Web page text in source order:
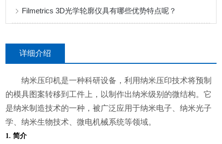
Filmetrics 3D光学轮廓仪具有哪些优势特点呢？
详细介绍
纳米压印机是一种科研设备，利用纳米压印技术将预制
的模具图案转移到工件上，以制作出纳米级别的微结构。它
是纳米制造技术的一种，被广泛应用于纳米电子、纳米光子
学、纳米生物技术、微电机械系统等领域。
1. 简介